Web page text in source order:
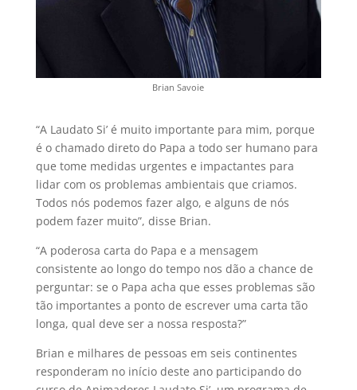
Brian Savoie
“A Laudato Si’ é muito importante para mim, porque
é o chamado direto do Papa a todo ser humano para
que tome medidas urgentes e impactantes para
lidar com os problemas ambientais que criamos.
Todos nós podemos fazer algo, e alguns de nós
podem fazer muito”, disse Brian.
“A poderosa carta do Papa e a mensagem
consistente ao longo do tempo nos dão a chance de
perguntar: se o Papa acha que esses problemas são
tão importantes a ponto de escrever uma carta tão
longa, qual deve ser a nossa resposta?”
Brian e milhares de pessoas em seis continentes
responderam no início deste ano participando do